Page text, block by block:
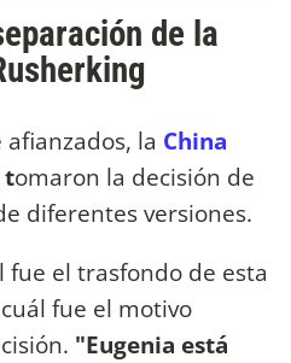
de la
la China
tomaron la decisión de
diferentes versiones.
fue el trasfondo de esta
fue el motivo
"Eugenia está